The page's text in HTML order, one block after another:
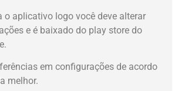
o aplicativo logo você deve alterar
e é baixado do play store do
em configurações de acordo
melhor.